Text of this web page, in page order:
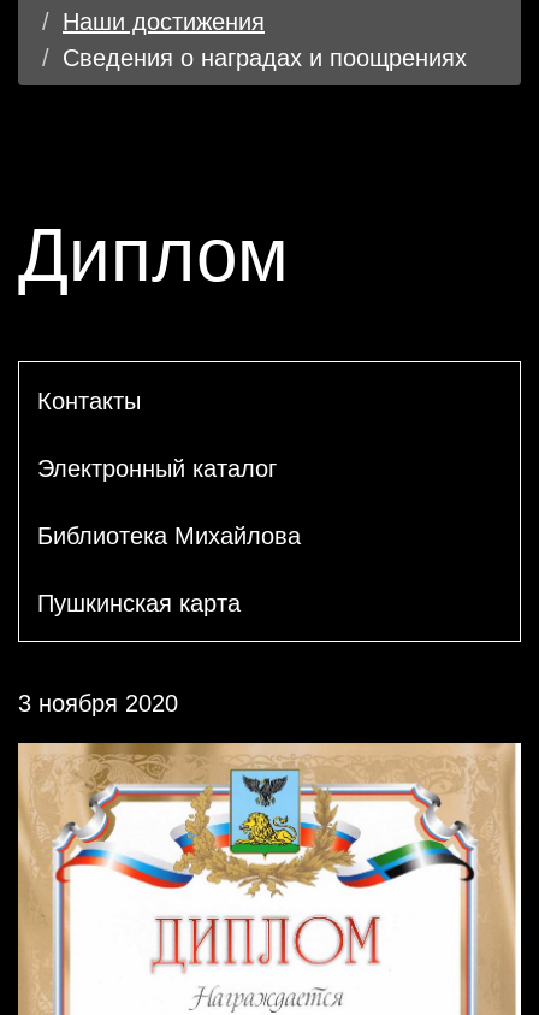
Наши достижения
Сведения о наградах и поощрениях
Диплом
Контакты
Электронный каталог
Библиотека Михайлова
Пушкинская карта
3 ноября 2020